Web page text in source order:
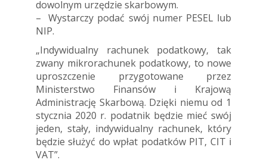
dowolnym urzędzie skarbowym.
– Wystarczy podać swój numer PESEL lub
NIP.
„Indywidualny rachunek podatkowy, tak
zwany mikrorachunek podatkowy, to nowe
uproszczenie przygotowane przez
Ministerstwo Finansów i Krajową
Administrację Skarbową. Dzięki niemu od 1
stycznia 2020 r. podatnik będzie mieć swój
jeden, stały, indywidualny rachunek, który
będzie służyć do wpłat podatków PIT, CIT i
VAT”.